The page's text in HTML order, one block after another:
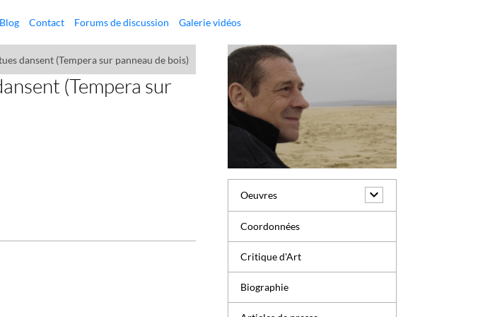
Blog Contact Forums de discussion Galerie vidéos
dansent (Tempera sur panneau de bois)
(Tempera sur
Oeuvres
Coordonnées
Critique d'Art
Biographie